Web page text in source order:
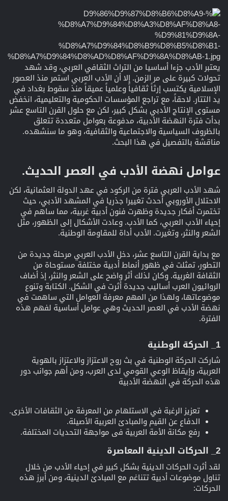
يعتبر الأدب جزءا أساسيا من التراث الثقافي العربي، وقد شهد
تحولات كبيرة على مر الزمن. إلا أن الأدب العربي استمر منذ العصور
الإسلامية يكتسب إرثاً ثقافياً وعلمياً عميقاً منذ سقوط بغداد في
يد التتار. لاحقاً، مع تراجع المؤسسات الحكومية والتعليمية، انخفض
مستوى الإنتاج الأدبي بشكل كبير، لكن مع حلول القرن التاسع عشر
بدأت فترة النهضة الأدبية، مدفوعة بعوامل متعددة تتعلق
بالظروف السياسية والاجتماعية والثقافية، وهو ما سنشهده.
مناقشة بالتفصيل في هذا البحث.
عوامل نهضة الأدب في العصر الحديث.​
شهد الأدب العربي فترة من الركود في عهد الدولة العثمانية، لكن
الاحتلال الأوروبي أحدث تغييرا جذريا في المشهد الأدبي، حيث
تختمرت أفكار جديدة وظهرت فنون أدبية غربية، مما ساهم في
إحياء الأدب العربي، كما الأدب. وعادت الأشكال إلى الظهور، مثل
الشعر والنثر، وتغيرت. الأدب أداة للمقاومة الوطنية.
مع بداية القرن التاسع عشر، دخل الأدب العربي مرحلة جديدة من
التطور، تمثلت في ظهور أنماط أدبية مختلفة مستوحاة من
الثقافة الغربية. وكان لذلك أثر واضح على الشعر والنثر، إذ أضاف
الروائيون العرب أساليب جديدة أثرت في الشكل. الكتابة وتنوع
موضوعاتها، ولهذا من المهم معرفة العوامل التي ساهمت في
نهضة الأدب في العصر الحديث وهي عوامل أساسية لفهم هذه
الفترة.
1_ الحركة الوطنية​
شاركت الحركة الوطنية في بث روح الاعتزاز والاعتزاز بالهوية
العربية، وإيقاظ الوعي القومي لدى العرب، ومن أهم جوانب دور
هذه الحركة في النهضة الأدبية
تعزيز الرغبة في الاستلهام من المعرفة من الثقافات الأخرى.
الدفاع عن القيم والمبادئ العربية الأصيلة.
رفع مكانة الأمة العربية في مواجهة التحديات المختلفة.
2_ الحركات الدينية المعاصرة​
لقد أثرت الحركات الدينية بشكل كبير في إحياء الأدب من خلال
تناول موضوعات أدبية تتناغم مع المبادئ الدينية، ومن أبرز هذه
الحركات: